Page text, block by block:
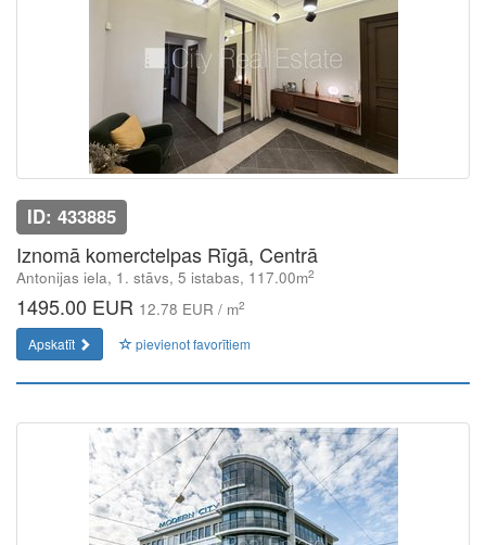
ID: 433885
Iznomā komerctelpas Rīgā, Centrā
Antonijas iela, 1. stāvs, 5 istabas, 117.00m2
1495.00 EUR 12.78 EUR / m2
Apskatīt pievienot favorītiem